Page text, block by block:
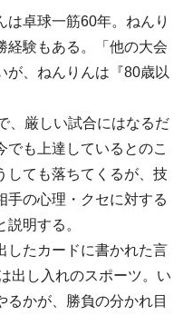
卓球一筋60年。ねんり
経験もある。「他の大会
が、ねんりんは『80歳以
、厳しい試合にはなるだ
でも上達しているとのこ
しても落ちてくるが、技
手の心理・クセに対する
明する。
たカードに書かれた言
出し入れのスポーツ。い
るかが、勝負の分かれ目